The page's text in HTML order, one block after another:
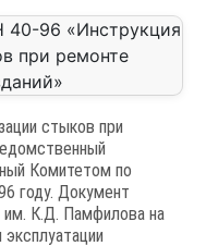
стыков при
Комитетом по
году. Документ
К.Д. Памфилова на